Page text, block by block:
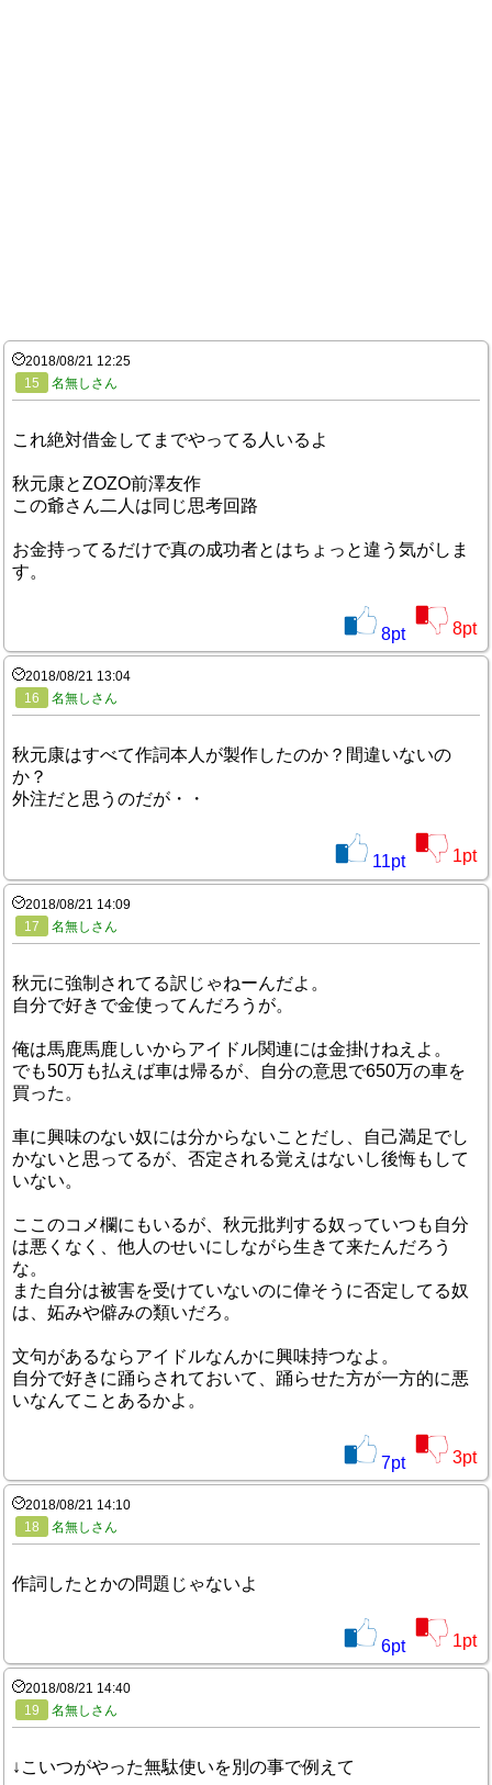
2018/08/21 12:25
15
名無しさん
これ絶対借金してまでやってる人いるよ
秋元康とZOZO前澤友作
この爺さん二人は同じ思考回路
お金持ってるだけで真の成功者とはちょっと違う気がしま
す。
8pt 8pt
2018/08/21 13:04
16
名無しさん
秋元康はすべて作詞本人が製作したのか？間違いないの
か？
外注だと思うのだが・・
11pt 1pt
2018/08/21 14:09
17
名無しさん
秋元に強制されてる訳じゃねーんだよ。
自分で好きで金使ってんだろうが。
俺は馬鹿馬鹿しいからアイドル関連には金掛けねえよ。
でも50万も払えば車は帰るが、自分の意思で650万の車を
買った。
車に興味のない奴には分からないことだし、自己満足でし
かないと思ってるが、否定される覚えはないし後悔もして
いない。
ここのコメ欄にもいるが、秋元批判する奴っていつも自分
は悪くなく、他人のせいにしながら生きて来たんだろう
な。
また自分は被害を受けていないのに偉そうに否定してる奴
は、妬みや僻みの類いだろ。
文句があるならアイドルなんかに興味持つなよ。
自分で好きに踊らされておいて、踊らせた方が一方的に悪
いなんてことあるかよ。
7pt 3pt
2018/08/21 14:10
18
名無しさん
作詞したとかの問題じゃないよ
6pt 1pt
2018/08/21 14:40
19
名無しさん
↓こいつがやった無駄使いを別の事で例えて